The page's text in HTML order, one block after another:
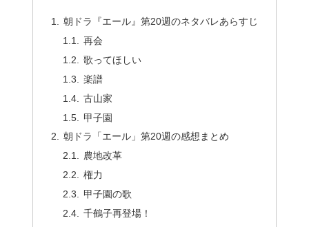
朝ドラ『エール』第20週のネタバレあらすじ
再会
歌ってほしい
楽譜
古山家
甲子園
朝ドラ「エール」第20週の感想まとめ
農地改革
権力
甲子園の歌
千鶴子再登場！